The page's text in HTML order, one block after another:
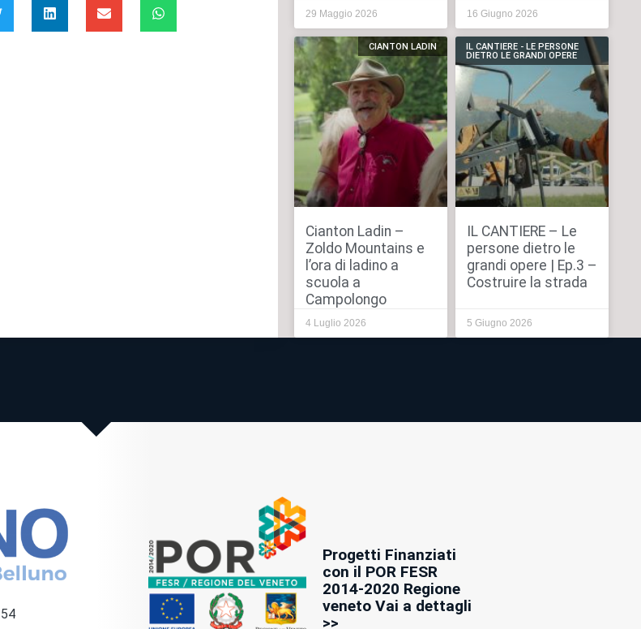
29 Maggio 2026 16 Giugno 2026
CIANTON LADIN
Cianton Ladin –
Zoldo Mountains e
l’ora di ladino a
scuola a
Campolongo
4 Luglio 2026
IL CANTIERE - LE PERSONE
DIETRO LE GRANDI OPERE
IL CANTIERE – Le
persone dietro le
grandi opere | Ep.3 –
Costruire la strada
5 Giugno 2026
Progetti Finanziati
con il POR FESR
2014-2020 Regione
veneto Vai a dettagli
>>